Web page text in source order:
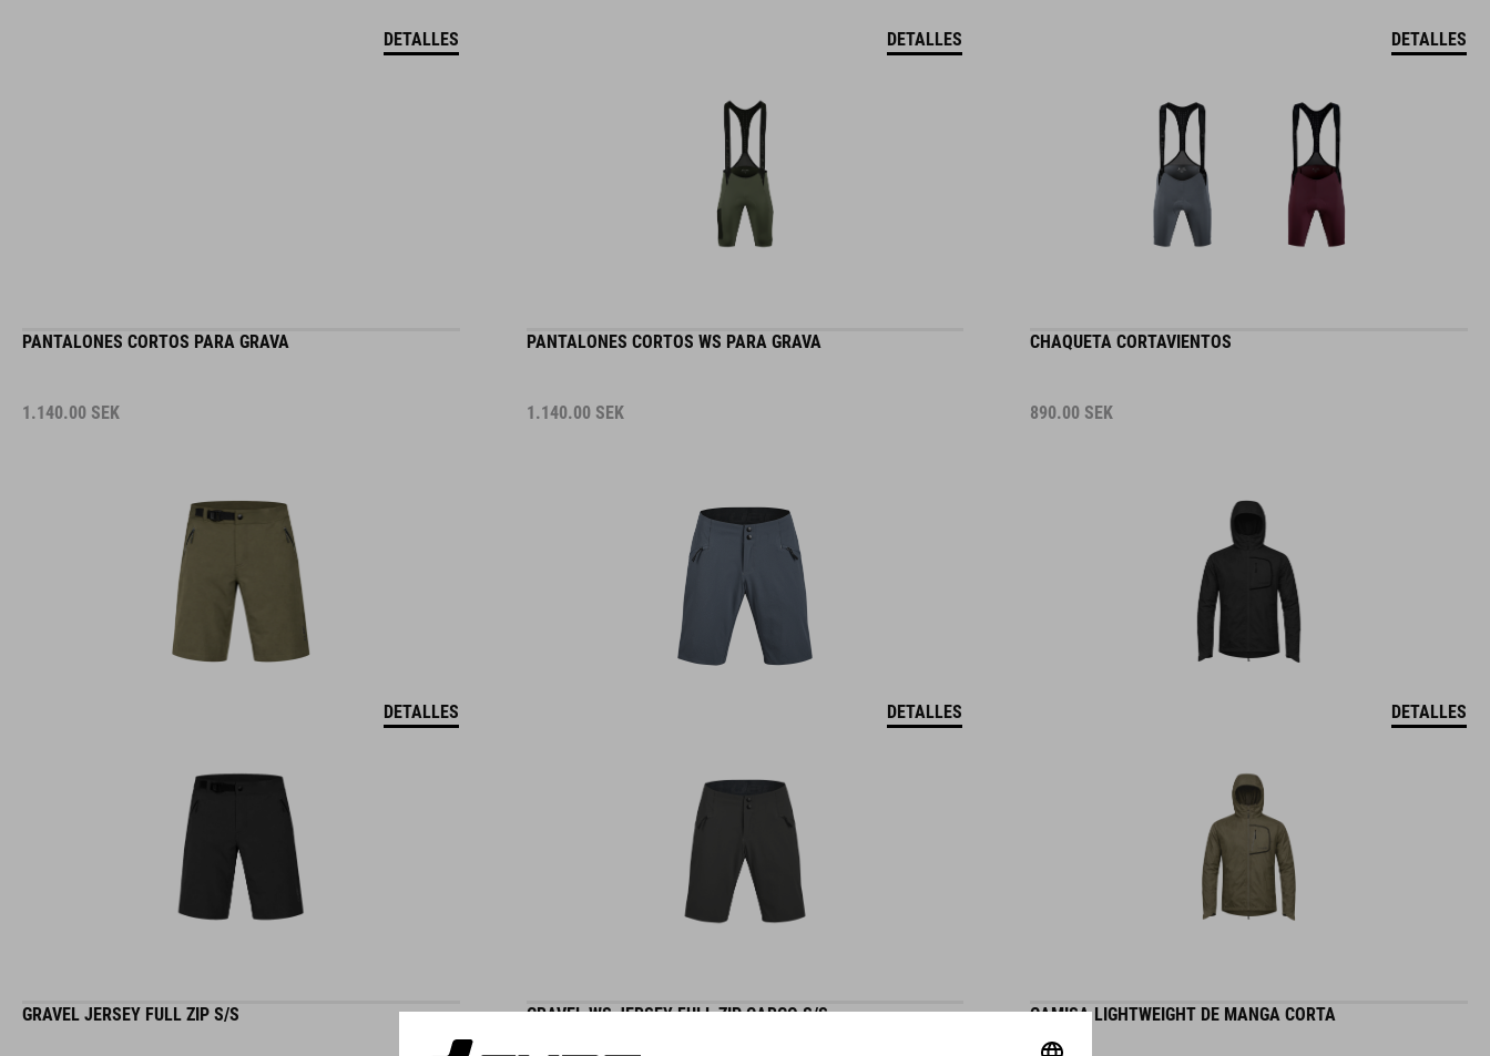
DETALLES DETALLES DETALLES
PANTALONES CORTOS PARA GRAVA
1.140.00 SEK
DETALLES
PANTALONES CORTOS WS PARA GRAVA
1.140.00 SEK
DETALLES
CHAQUETA CORTAVIENTOS
890.00 SEK
DETALLES
GRAVEL JERSEY FULL ZIP S/S GRAVEL WS JERSEY FULL ZIP CARGO S/S CAMISA LIGHTWEIGHT DE MANGA CORTA